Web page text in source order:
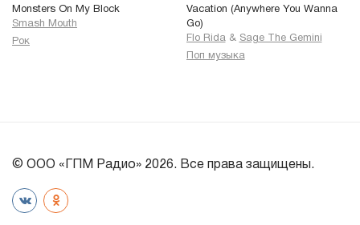
Monsters On My Block
Smash Mouth
Рок
Vacation (Anywhere You Wanna
Go)
Flo Rida & Sage The Gemini
Поп музыка
© ООО «ГПМ Радио» 2026. Все права защищены.